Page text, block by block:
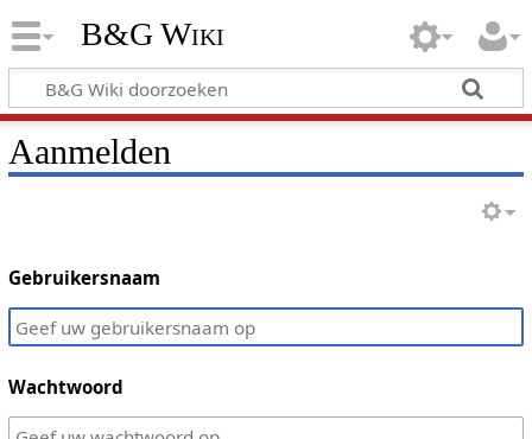
B&G Wiki
Aanmelden
Gebruikersnaam
Wachtwoord